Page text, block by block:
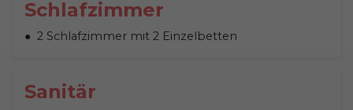
Schlafzimmer
2 Schlafzimmer mit 2 Einzelbetten
Sanitär